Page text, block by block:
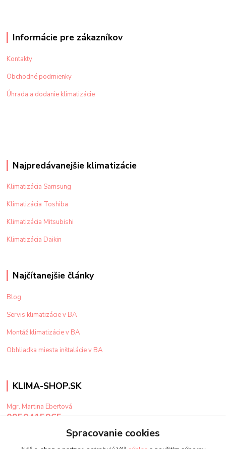
Informácie pre zákazníkov
Kontakty
Obchodné podmienky
Úhrada a dodanie klimatizácie
Najpredávanejšie klimatizácie
Klimatizácia Samsung
Klimatizácia Toshiba
Klimatizácia Mitsubishi
Klimatizácia Daikin
Najčítanejšie články
Blog
Servis klimatizácie v BA
Montáž klimatizácie v BA
Obhliadka miesta inštalácie v BA
KLIMA-SHOP.SK
Mgr. Martina Ebertová
0950415965
klima@klima-shop.sk
Spracovanie cookies